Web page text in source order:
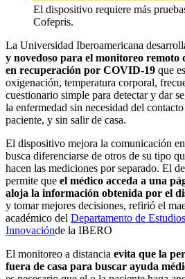
El dispositivo requiere más
Cofepris.
La Universidad Iberoamericana
y novedoso para el monitoreo remoto
en recuperación por COVID-19 que
oxigenación, temperatura corporal,
cuestionario simple para detectar y dar
la enfermedad sin necesidad del
paciente, y sin salir de casa.
El dispositivo mejora la comunicación
busca diferenciarse de otros de su tipo
hacen las mediciones por separado. El
permite que el médico acceda a una
aloja la información obtenida por el
y tomar mejores decisiones, refirió el
académico del Departamento de
Innovaciónde la IBERO
El monitoreo a distancia evita que la
fuera de casa para buscar ayuda